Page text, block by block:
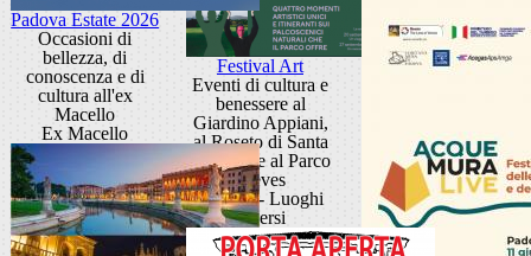
Festival Art
Eventi di cultura e
benessere al
Giardino Appiani,
al Roseto di Santa
Giustina e al Parco
Treves
Padova - Luoghi
diversi
Padova Estate 2026
Occasioni di
bellezza, di
conoscenza e di
cultura all'ex
Macello
Ex Macello